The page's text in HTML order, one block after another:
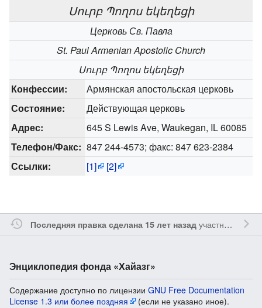
Սուրբ Պողոս եկեղեցի
Церковь Св. Павла
St. Paul Armenian Apostolic Church
Սուրբ Պողոս եկեղեցի
Конфессии:
Армянская апостольская церковь
Состояние:
Действующая церковь
Адрес:
645 S Lewis Ave, Waukegan, IL 60085
Телефон/Факс: 847 244-4573; факс: 847 623-2384
Ссылки:
[1] [2]
Последняя правка сделана 15 лет назадучастником
Энциклопедия фонда «Хайазг»
Содержание доступно по лицензии GNU Free Documentation
License 1.3 или более поздняя
(если не указано иное).